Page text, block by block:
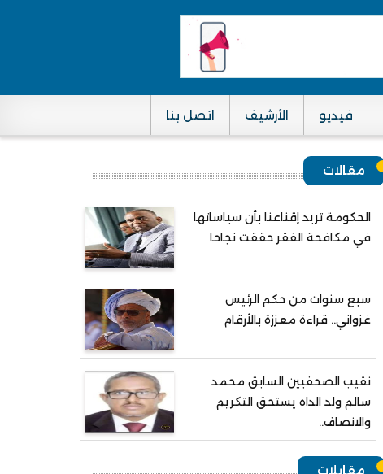
فيديو الأرشيف اتصل بنا
مقالات
الحكومة تريد إقناعنا بأن سياساتها
في مكافحة الفقر حققت نجاحا
سبع سنوات من حكم الرئيس
غزواني.. قراءة معززة بالأرقام
نقيب الصحفيين السابق محمد
سالم ولد الداه يستحق التكريم
والانصاف..
مقابلات